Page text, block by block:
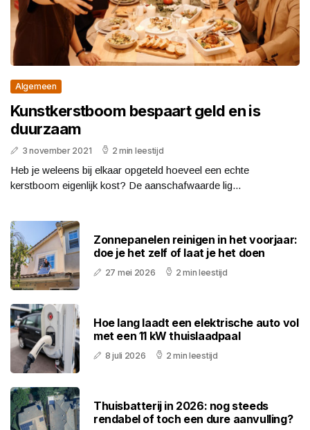
Algemeen
Kunstkerstboom bespaart geld en is
duurzaam
3 november 2021 2 min leestijd
Heb je weleens bij elkaar opgeteld hoeveel een echte
kerstboom eigenlijk kost? De aanschafwaarde lig...
Zonnepanelen reinigen in het voorjaar:
doe je het zelf of laat je het doen
27 mei 2026 2 min leestijd
Hoe lang laadt een elektrische auto vol
met een 11 kW thuislaadpaal
8 juli 2026 2 min leestijd
Thuisbatterij in 2026: nog steeds
rendabel of toch een dure aanvulling?